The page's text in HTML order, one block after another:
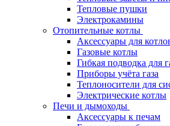
Тепловые пушки
Электрокамины
Отопительные котлы
Аксессуары для
Газовые котлы
Гибкая подводка для
Приборы учёта газа
Теплоносители для
Электрические котлы
Печи и дымоходы
Аксессуары к печам